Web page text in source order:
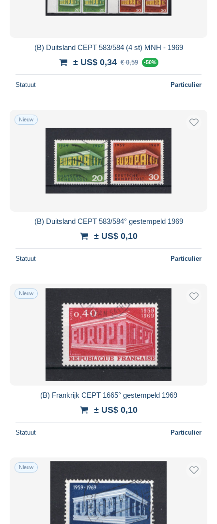
(B) Duitsland CEPT 583/584 (4 st) MNH - 1969
± US$ 0,34 € 0,59 -50%
Statuut Particulier
Nieuw
(B) Duitsland CEPT 583/584° gestempeld 1969
± US$ 0,10
Statuut Particulier
Nieuw
(B) Frankrijk CEPT 1665° gestempeld 1969
± US$ 0,10
Statuut Particulier
Nieuw